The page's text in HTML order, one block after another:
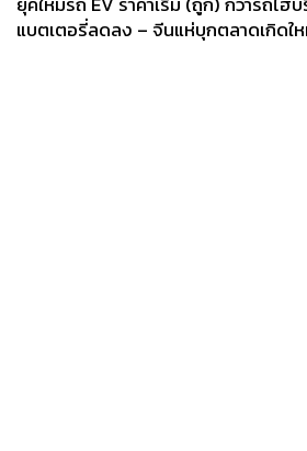
แบตเตอรี่ลดลง – จีนแห่บุกตลาดเกิดใ